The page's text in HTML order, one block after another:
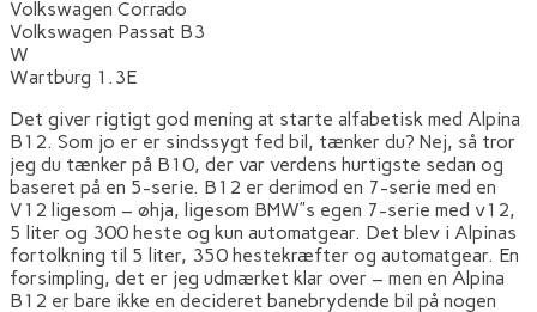
Volkswagen Corrado
Volkswagen Passat B3
W
Wartburg 1.3E
Det giver rigtigt god mening at starte alfabetisk med Alpina
B12. Som jo er er sindssygt fed bil, tænker du? Nej, så tror
jeg du tænker på B10, der var verdens hurtigste sedan og
baseret på en 5-serie. B12 er derimod en 7-serie med en
V12 ligesom – øhja, ligesom BMW”s egen 7-serie med v12,
5 liter og 300 heste og kun automatgear. Det blev i Alpinas
fortolkning til 5 liter, 350 hestekræfter og automatgear. En
forsimpling, det er jeg udmærket klar over – men en Alpina
B12 er bare ikke en decideret banebrydende bil på nogen